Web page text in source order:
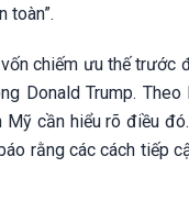
toàn”.
chiếm ưu thế trước
Donald Trump.
cần hiểu rõ điều
rằng các cách tiếp